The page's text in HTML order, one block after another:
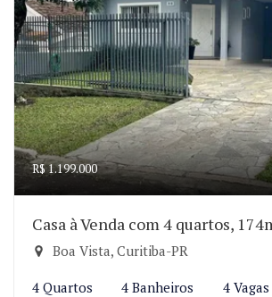
R$ 1.199.000
Casa à Venda com 4 quartos,
Boa Vista, Curitiba-PR
4 Quartos 4 Banheiros 4 Vagas